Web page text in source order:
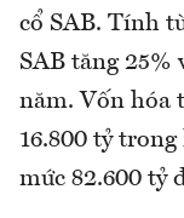
cổ SAB. Tính
SAB tăng 25%
năm. Vốn hóa
16.800 tỷ
mức 82.600 tỷ